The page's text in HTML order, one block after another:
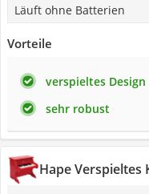
Läuft ohne Batterien
Vorteile
verspieltes Design
sehr robust
Hape Verspieltes